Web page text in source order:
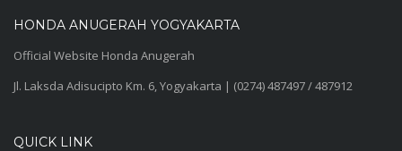
HONDA ANUGERAH YOGYAKARTA
Official Website Honda Anugerah
Jl. Laksda Adisucipto Km. 6, Yogyakarta | (0274) 487497 / 487912
QUICK LINK